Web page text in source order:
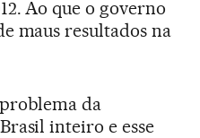
Ao que o governo
maus resultados na
da
inteiro e esse